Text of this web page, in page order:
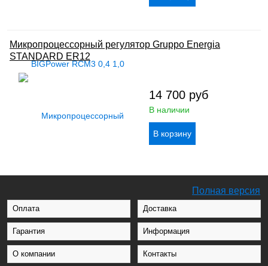
Микропроцессорный регулятор Gruppo Energia
STANDARD ER12
14 700 руб
В наличии
Полная версия
Оплата Доставка
Гарантия Информация
О компании Контакты